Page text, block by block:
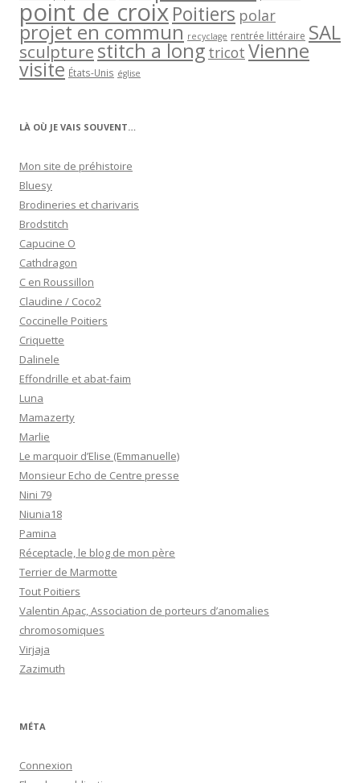
point de croixPoitiers polar
projet en commun recyclage rentrée littéraire SAL
sculpturestitch a long tricot Vienne
visite États-Unis église
LÀ OÙ JE VAIS SOUVENT…
Mon site de préhistoire
Bluesy
Brodineries et charivaris
Brodstitch
Capucine O
Cathdragon
C en Roussillon
Claudine / Coco2
Coccinelle Poitiers
Criquette
Dalinele
Effondrille et abat-faim
Luna
Mamazerty
Marlie
Le marquoir d’Elise (Emmanuelle)
Monsieur Echo de Centre presse
Nini 79
Niunia18
Pamina
Réceptacle, le blog de mon père
Terrier de Marmotte
Tout Poitiers
Valentin Apac, Association de porteurs d’anomalies
chromosomiques
Virjaja
Zazimuth
MÉTA
Connexion